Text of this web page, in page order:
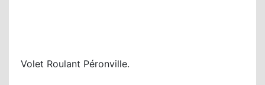
Volet Roulant Péronville.